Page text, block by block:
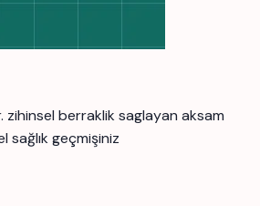
zihinsel berraklik saglayan aksam
sağlık geçmişiniz